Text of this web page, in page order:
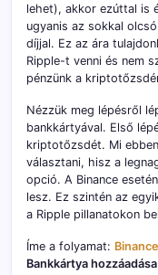
lehet), akkor ezúttal is
ugyanis az sokkal
díjjal. Ez az ára
Ripple-t venni és nem
pénzünk a
Nézzük meg lépésről
bankkártyával. Első
kriptotőzsdét. Mi
választani, hisz a
opció. A Binance
lesz. Ez szintén az
a Ripple pillanatokon
Íme a folyamat:
Bankkártya hozzáadása